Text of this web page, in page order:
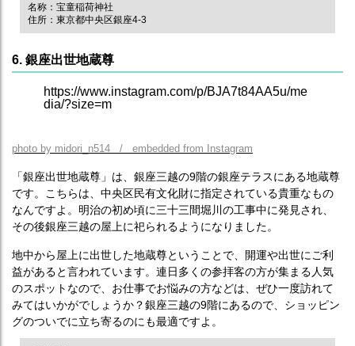
名称：宝童稲荷神社
住所：東京都中央区銀座4-3
6. 銀座出世地蔵尊
https://www.instagram.com/p/BJA7t84AA5u/me
dia/?size=m
photo by midori_n514 / embedded from Instagram
「銀座出世地蔵尊」は、銀座三越の9階の銀座テラスにある地蔵尊
です。こちらは、中央区民有文化財に指定されている貴重なもの
なんですよ。明治の初め頃に三十三間堀川の工事中に発見され、
その後銀座三越の屋上に祀られるようになりました。
地中から屋上に出世した地蔵尊ということで、開運や出世にご利
益があると言われています。連日多くの参拝客の方が集まる人気
のスポットなので、お仕事でお悩みの方などは、ぜひ一度訪れて
みてはいかがでしょうか？銀座三越の9階にあるので、ショッピン
グのついでに立ち寄るのにも最適ですよ。